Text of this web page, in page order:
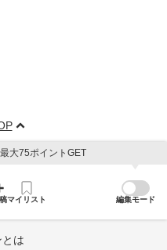
大75ポイントGET
マイリスト 編集モード
は